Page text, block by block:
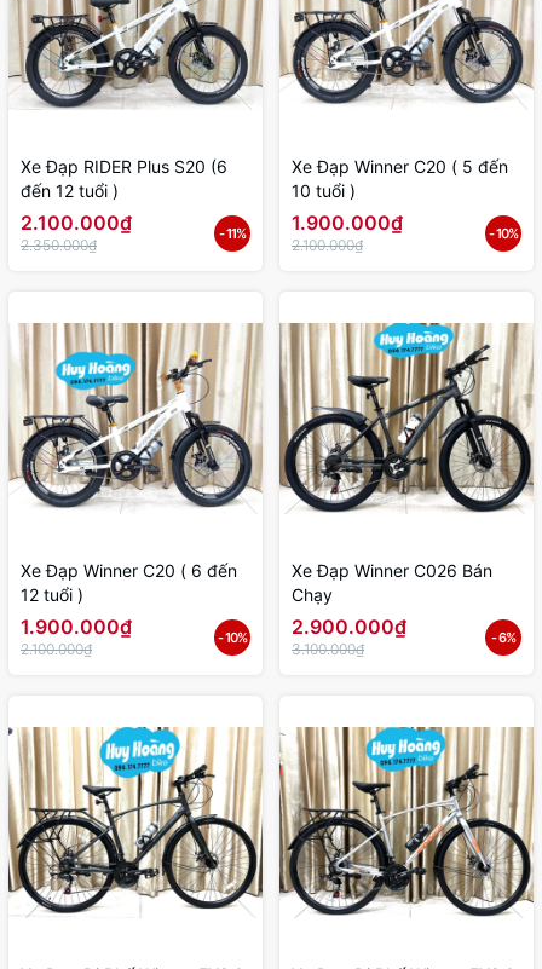
Xe Đạp RIDER Plus S20 (6
đến 12 tuổi )
2.100.000₫
2.350.000₫
- 11%
Xe Đạp Winner C20 ( 5 đến
10 tuổi )
1.900.000₫
2.100.000₫
- 10%
Xe Đạp Winner C20 ( 6 đến
12 tuổi )
1.900.000₫
2.100.000₫
- 10%
Xe Đạp Winner C026 Bán
Chạy
2.900.000₫
3.100.000₫
- 6%